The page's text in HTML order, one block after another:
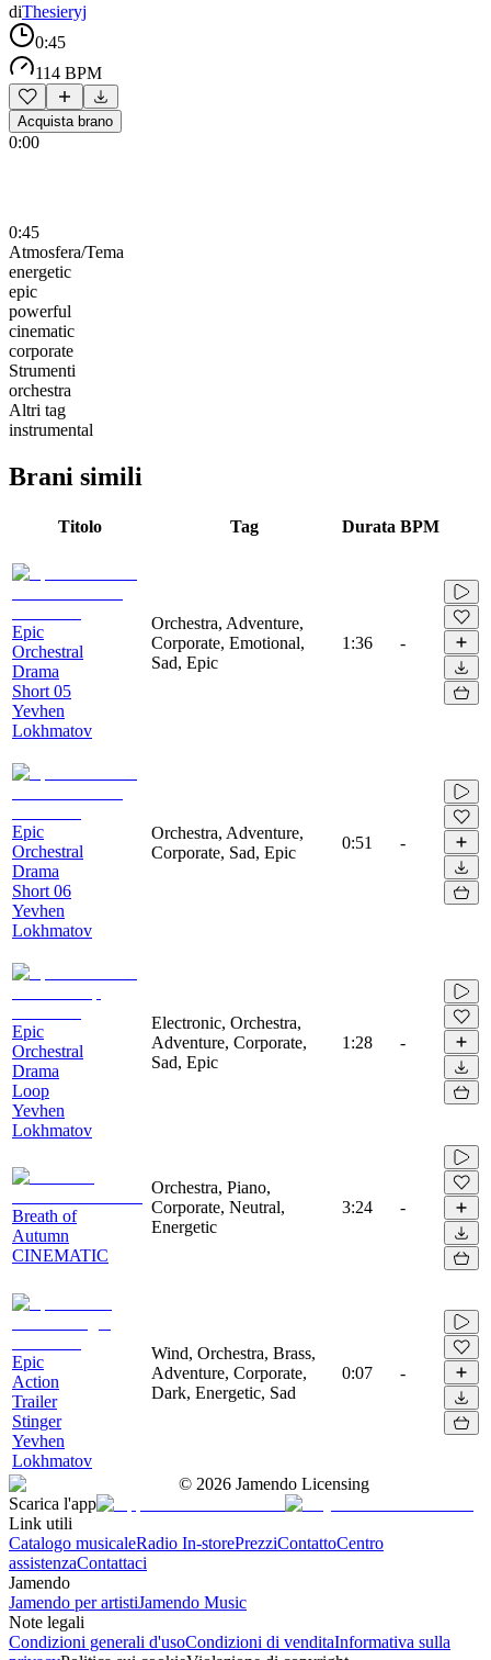
diThesieryj
0:45
114 BPM
Acquista brano
0:00
0:45
Atmosfera/Tema
energetic
epic
powerful
cinematic
corporate
Strumenti
orchestra
Altri tag
instrumental
Brani simili
Titolo Tag Durata BPM
Epic
Orchestral
Drama
Short 05
Yevhen
Lokhmatov
Orchestra, Adventure,
Corporate, Emotional,
Sad, Epic
1:36 -
Epic
Orchestral
Drama
Short 06
Yevhen
Lokhmatov
Orchestra, Adventure,
Corporate, Sad, Epic
0:51 -
Epic
Orchestral
Drama
Loop
Yevhen
Lokhmatov
Electronic, Orchestra,
Adventure, Corporate,
Sad, Epic
1:28 -
Breath of
Autumn
CINEMATIC
Orchestra, Piano,
Corporate, Neutral,
Energetic
3:24 -
Epic
Action
Trailer
Stinger
Yevhen
Lokhmatov
Wind, Orchestra, Brass,
Adventure, Corporate,
Dark, Energetic, Sad
0:07 -
© 2026 Jamendo Licensing
Scarica l'app
Link utili
Catalogo musicaleRadio In-storePrezziContattoCentro
assistenzaContattaci
Jamendo
Jamendo per artistiJamendo Music
Note legali
Condizioni generali d'usoCondizioni di venditaInformativa sulla